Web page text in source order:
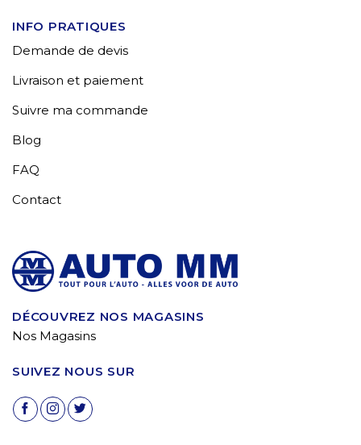
INFO PRATIQUES
Demande de devis
Livraison et paiement
Suivre ma commande
Blog
FAQ
Contact
DÉCOUVREZ NOS MAGASINS
Nos Magasins
SUIVEZ NOUS SUR